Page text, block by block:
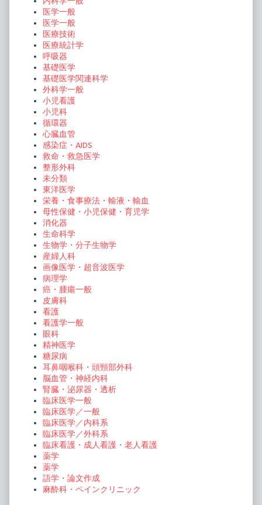
医学一般
医学一般
医療技術
医療統計学
呼吸器
基礎医学
基礎医学関連科学
外科学一般
小児看護
小児科
循環器
心臓血管
感染症・AIDS
救命・救急医学
整形外科
未分類
東洋医学
栄養・食事療法・輸液・輸血
母性保健・小児保健・育児学
消化器
生命科学
生物学・分子生物学
産婦人科
画像医学・超音波医学
病理学
癌・腫瘍一般
皮膚科
看護
看護学一般
眼科
精神医学
糖尿病
耳鼻咽喉科・頭頸部外科
脳血管・神経内科
腎臓・泌尿器・透析
臨床医学一般
臨床医学／一般
臨床医学／内科系
臨床医学／外科系
臨床看護・成人看護・老人看護
薬学
薬学
語学・論文作成
麻酔科・ペインクリニック